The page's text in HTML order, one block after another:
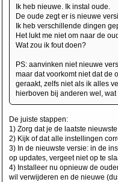
Ik heb nieuwe. Ik instal oude.
De oude zegt er is nieuwe
Ik heb verschillende dingen
Het lukt me niet om naar de
Wat zou ik fout doen?
PS: aanvinken niet nieuwe
maar dat voorkomt niet dat de
geraakt, zelfs niet als ik alles
hierboven bij anderen wel,
De juiste stappen:
1) Zorg dat je de laatste
2) Kijk of dat alle instellingen
3) In de nieuwste versie: in de
op updates, vergeet niet op te
4) Installeer nu opnieuw de
wil verwijderen en de nieuwe